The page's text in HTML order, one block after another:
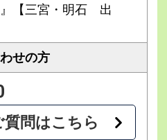
【三宮・明石 出
せの方
問はこちら